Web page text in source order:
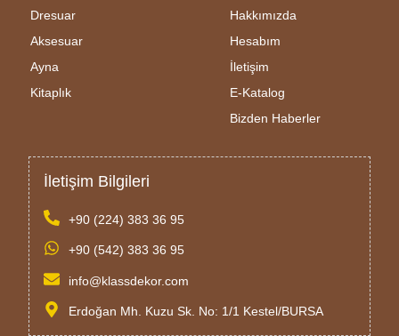
Dresuar
Aksesuar
Ayna
Kitaplık
Hakkımızda
Hesabım
İletişim
E-Katalog
Bizden Haberler
İletişim Bilgileri
+90 (224) 383 36 95
+90 (542) 383 36 95
info@klassdekor.com
Erdoğan Mh. Kuzu Sk. No: 1/1 Kestel/BURSA